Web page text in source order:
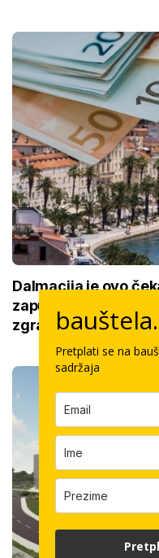
Dalmacija je ovo
zapuštenom
zgrada od 10
Pretplati se na
sadržaja